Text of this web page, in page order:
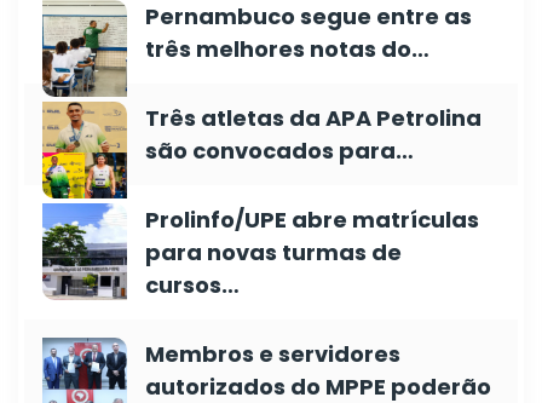
Pernambuco segue entre as
três melhores notas do…
Três atletas da APA Petrolina
são convocados para…
Prolinfo/UPE abre matrículas
para novas turmas de
cursos…
Membros e servidores
autorizados do MPPE poderão